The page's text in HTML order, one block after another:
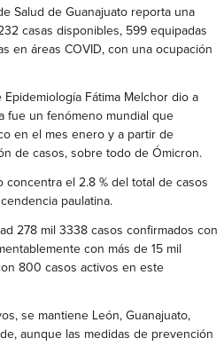
Salud de Guanajuato reporta una
casas disponibles, 599 equipadas
en áreas COVID, con una ocupación
Fátima Melchor dio a
fue un fenómeno mundial que
en el mes enero y a partir de
de casos, sobre todo de Ómicron.
el 2.8 % del total de casos
paulatina.
278 mil 3338 casos confirmados con
con más de 15 mil
800 casos activos en este
se mantiene León, Guanajuato,
aunque las medidas de prevención